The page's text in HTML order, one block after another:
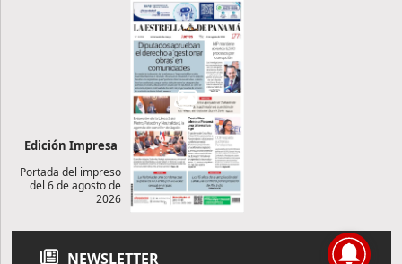
Edición Impresa
Portada del impreso
del 6 de agosto de
2026
NEWSLETTER